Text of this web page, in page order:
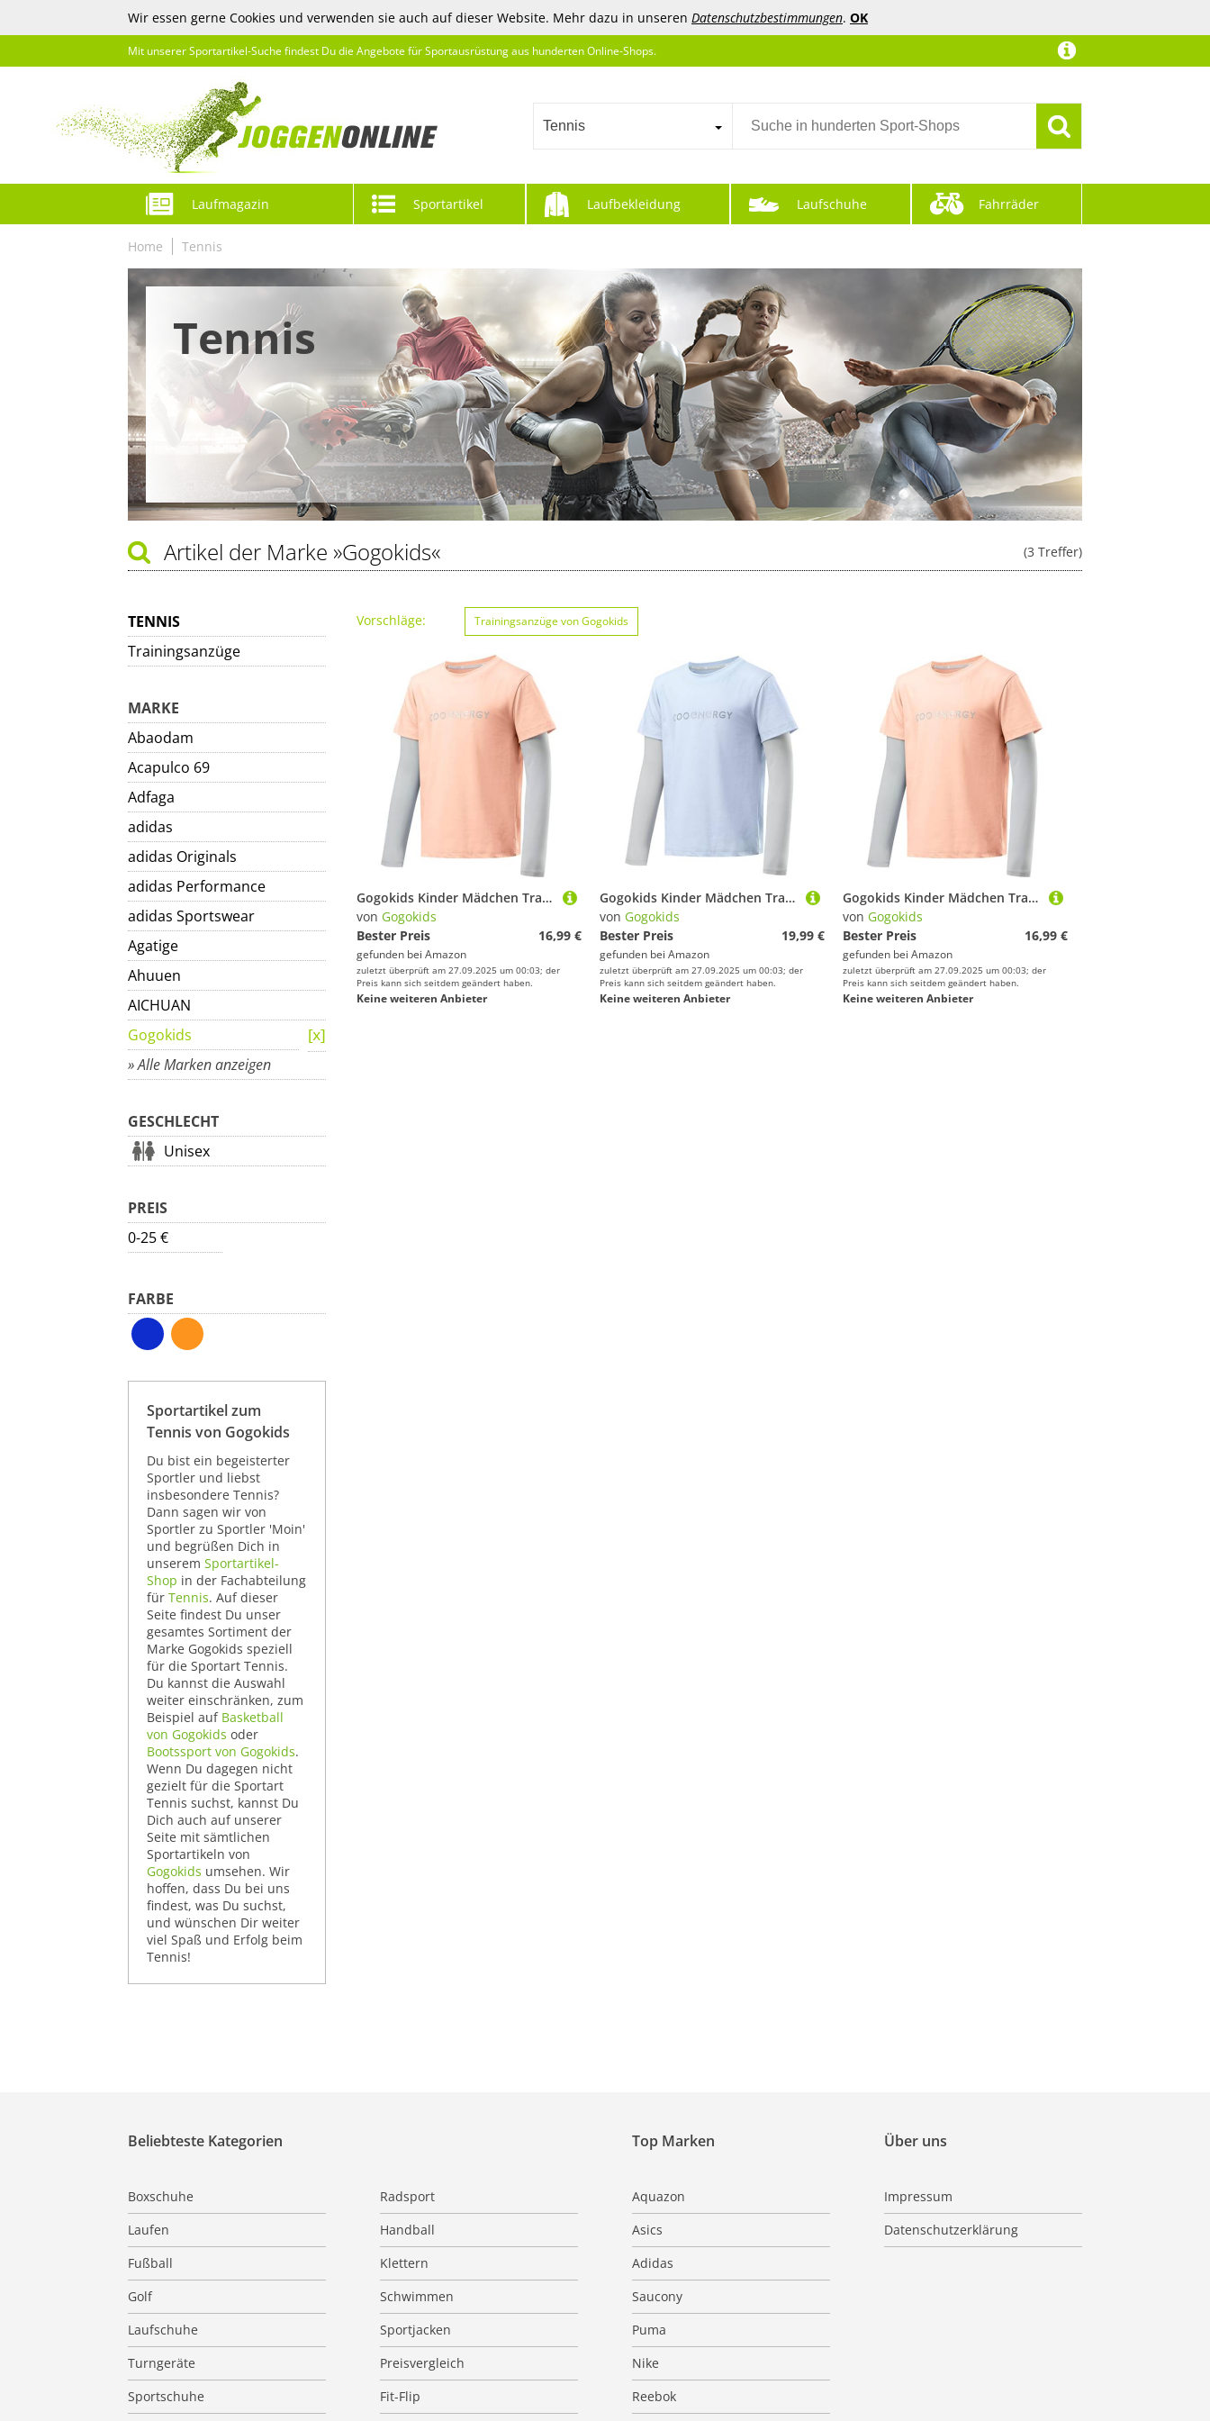
Wir essen gerne Cookies und verwenden sie auch auf dieser Website. Mehr dazu in unseren Datenschutzbestimmungen. OK
Mit unserer Sportartikel-Suche findest Du die Angebote für Sportausrüstung aus hunderten Online-Shops.
Tennis
Laufmagazin Sportartikel Laufbekleidung Laufschuhe Fahrräder
Home Tennis
Tennis
(3 Treffer)
Artikel der Marke »Gogokids«
TENNIS
Trainingsanzüge
MARKE
Abaodam
Acapulco 69
Adfaga
adidas
adidas Originals
adidas Performance
adidas Sportswear
Agatige
Ahuuen
AICHUAN
Gogokids
» Alle Marken anzeigen
GESCHLECHT
Unisex
PREIS
0-25 €
FARBE
Sportartikel zum
Tennis von Gogokids
Du bist ein begeisterter
Sportler und liebst
insbesondere Tennis?
Dann sagen wir von
Sportler zu Sportler 'Moin'
und begrüßen Dich in
unserem Sportartikel-
Shop in der Fachabteilung
für Tennis. Auf dieser
Seite findest Du unser
gesamtes Sortiment der
Marke Gogokids speziell
für die Sportart Tennis.
Du kannst die Auswahl
weiter einschränken, zum
Beispiel auf Basketball
von Gogokids oder
Bootssport von Gogokids.
Wenn Du dagegen nicht
gezielt für die Sportart
Tennis suchst, kannst Du
Dich auch auf unserer
Seite mit sämtlichen
Sportartikeln von
Gogokids umsehen. Wir
hoffen, dass Du bei uns
findest, was Du suchst,
und wünschen Dir weiter
viel Spaß und Erfolg beim
Tennis!
Vorschläge: Trainingsanzüge von Gogokids
Gogokids Kinder Mädchen Trainingsanzug, Schnelltrocknendes Jogginganzug, UPF 50+ Sportanzug für Yoga Fitness Workout Tanz Jogging
von Gogokids
Bester Preis
16,99 €
gefunden bei Amazon
zuletzt überprüft am 27.09.2025 um 00:03; der
Preis kann sich seitdem geändert haben.
Keine weiteren Anbieter
Gogokids Kinder Mädchen Trainingsanzug, Schnelltrocknendes Jogginganzug, UPF 50+ Sportanzug für Yoga Fitness Workout Tanz Jogging
von Gogokids
Bester Preis
19,99 €
gefunden bei Amazon
zuletzt überprüft am 27.09.2025 um 00:03; der
Preis kann sich seitdem geändert haben.
Keine weiteren Anbieter
Gogokids Kinder Mädchen Trainingsanzug, Schnelltrocknendes Jogginganzug, UPF 50+ Sportanzug für Yoga Fitness Workout Tanz Jogging
von Gogokids
Bester Preis
16,99 €
gefunden bei Amazon
zuletzt überprüft am 27.09.2025 um 00:03; der
Preis kann sich seitdem geändert haben.
Keine weiteren Anbieter
Über uns
Impressum
Datenschutzerklärung
Beliebteste Kategorien
Boxschuhe
Radsport
Laufen
Handball
Fußball
Klettern
Golf
Schwimmen
Laufschuhe
Sportjacken
Turngeräte
Preisvergleich
Sportschuhe
Fit-Flip
Top Marken
Aquazon
Asics
Adidas
Saucony
Puma
Nike
Reebok